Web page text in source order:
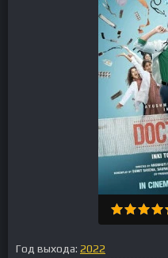
Год выхода: 2022